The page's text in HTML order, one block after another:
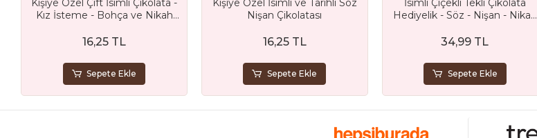
Kız İsteme - Bohça ve Nikah
16,25 TL
Sepete Ekle
Nişan Çikolatası
16,25 TL
Sepete Ekle
Hediyelik - Söz - Nişan - Nikah
34,99 TL
Sepete Ekle